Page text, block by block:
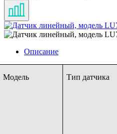
Описание
Модель Тип датчика